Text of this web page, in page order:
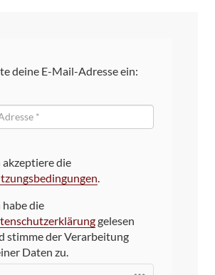
deine E-Mail-Adresse ein:
akzeptiere die
habe die
gelesen
stimme der Verarbeitung
Daten zu.